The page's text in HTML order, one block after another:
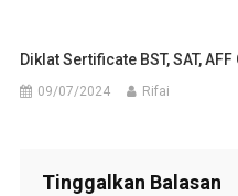
Diklat Sertificate BST, SAT,
09/07/2024 Rifai
Tinggalkan Balasan